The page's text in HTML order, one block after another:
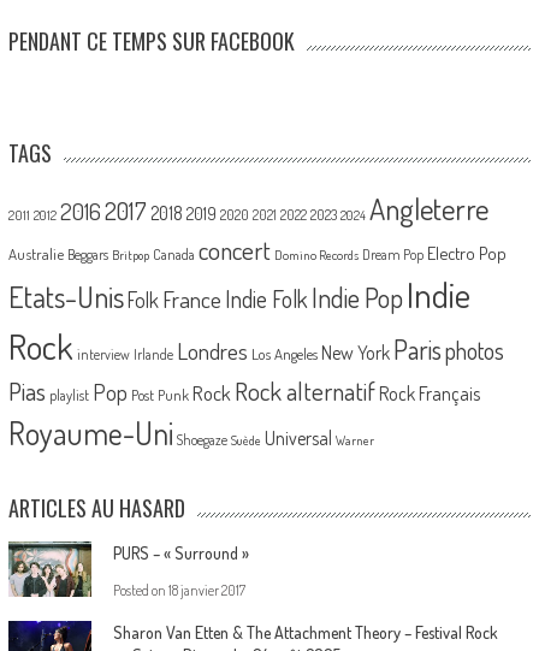
PENDANT CE TEMPS SUR FACEBOOK
TAGS
2011 2012 20162017 2018 2019 2020 2021 2022 2023 2024 Angleterre
Australie Beggars Britpop Canada concert Domino Records Dream Pop Electro Pop
Etats-UnisFolk France Indie Folk Indie PopIndie
Rock interview Irlande Londres Los Angeles New York Parisphotos
Pias playlist Pop Post Punk Rock Rock alternatif Rock Français
Royaume-Uni Shoegaze Suède Universal Warner
ARTICLES AU HASARD
PURS – « Surround »
Posted on 18 janvier 2017
Sharon Van Etten & The Attachment Theory – Festival Rock